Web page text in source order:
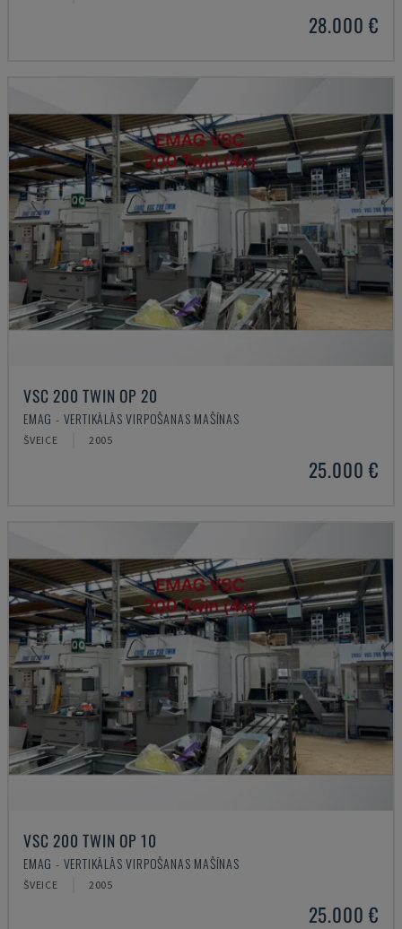
28.000 €
VSC 200 TWIN OP 20
EMAG - VERTIKĀLĀS VIRPOŠANAS MAŠĪNAS
ŠVEICE 2005
25.000 €
VSC 200 TWIN OP 10
EMAG - VERTIKĀLĀS VIRPOŠANAS MAŠĪNAS
ŠVEICE 2005
25.000 €